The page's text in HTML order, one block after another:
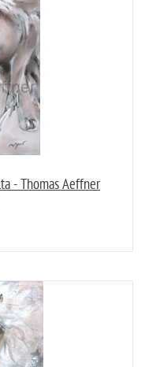
- Thomas Aeffner